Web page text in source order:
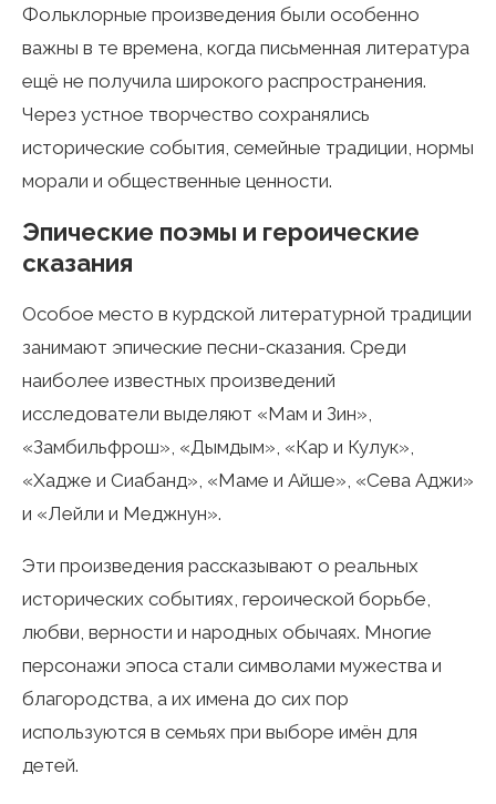
Фольклорные произведения были особенно
важны в те времена, когда письменная литература
ещё не получила широкого распространения.
Через устное творчество сохранялись
исторические события, семейные традиции, нормы
морали и общественные ценности.
Эпические поэмы и героические
сказания
Особое место в курдской литературной традиции
занимают эпические песни-сказания. Среди
наиболее известных произведений
исследователи выделяют «Мам и Зин»,
«Замбильфрош», «Дымдым», «Кар и Кулук»,
«Хадже и Сиабанд», «Маме и Айше», «Сева Аджи»
и «Лейли и Меджнун».
Эти произведения рассказывают о реальных
исторических событиях, героической борьбе,
любви, верности и народных обычаях. Многие
персонажи эпоса стали символами мужества и
благородства, а их имена до сих пор
используются в семьях при выборе имён для
детей.